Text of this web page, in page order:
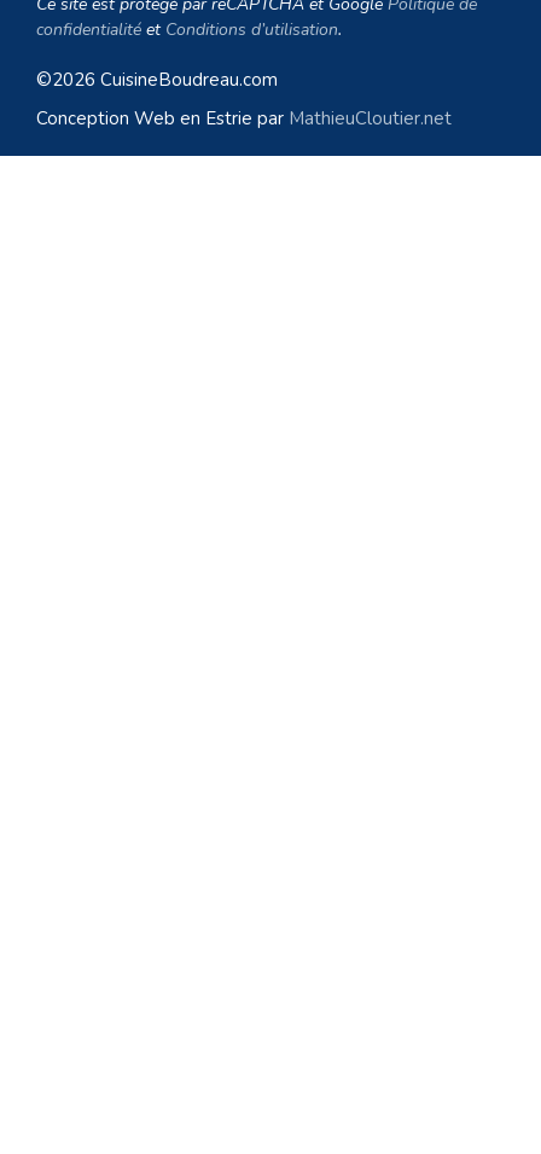
confidentialité et Conditions d’utilisation.
©2026 CuisineBoudreau.com
Conception Web en Estrie par MathieuCloutier.net